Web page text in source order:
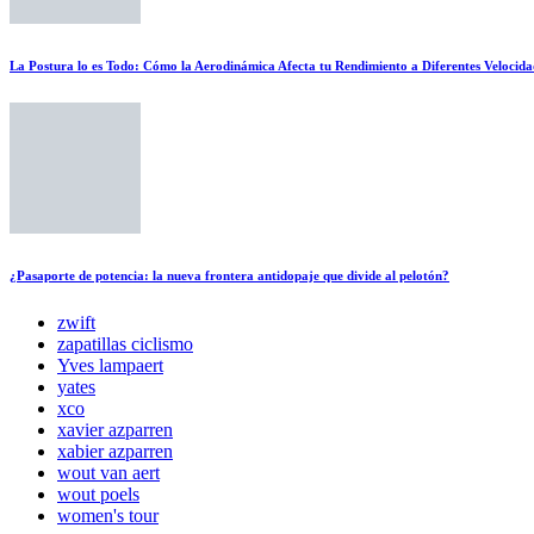
La Postura lo es Todo: Cómo la Aerodinámica Afecta tu Rendimiento a Diferentes
¿Pasaporte de potencia: la nueva frontera antidopaje que divide al pelotón?
zwift
zapatillas ciclismo
Yves lampaert
yates
xco
xavier azparren
xabier azparren
wout van aert
wout poels
women's tour